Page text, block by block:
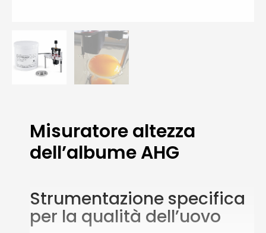
Misuratore altezza
dell’albume AHG
Strumentazione specifica
per la qualità dell’uovo